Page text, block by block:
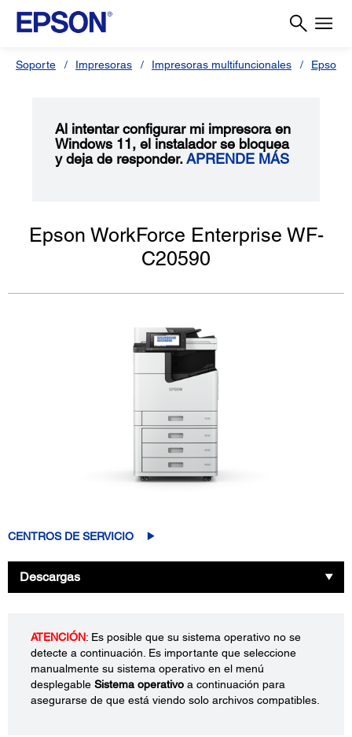
Soporte Impresoras Impresoras multifuncionales Epson
Al intentar configurar mi impresora en
Windows 11, el instalador se bloquea
y deja de responder.APRENDE MÁS
Epson WorkForce Enterprise WF-
C20590
CENTROS DE SERVICIO
Descargas
ATENCIÓN: Es posible que su sistema operativo no se
detecte a continuación. Es importante que seleccione
manualmente su sistema operativo en el menú
desplegable Sistema operativo a continuación para
asegurarse de que está viendo solo archivos compatibles.